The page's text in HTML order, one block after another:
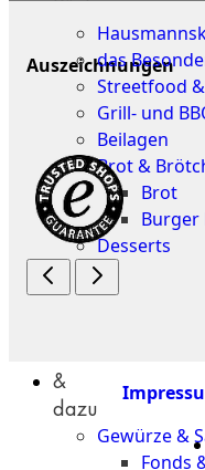
das
Streetfood
Grill- und
Beilagen
Brot &
Brot
Burger
Desserts
Neu
&
dazu
Gewürze &
Fonds
Auszeichnungen